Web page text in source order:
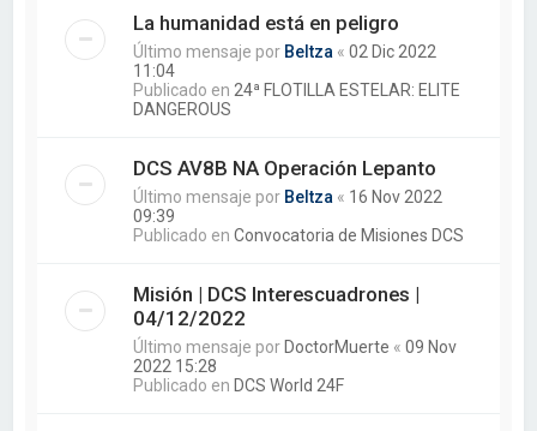
La humanidad está en peligro
Último mensaje por Beltza «02 Dic 2022
11:04
Publicado en 24ª FLOTILLA ESTELAR: ELITE
DANGEROUS
DCS AV8B NA Operación Lepanto
Último mensaje por Beltza « 16 Nov 2022
09:39
Publicado enConvocatoria de Misiones DCS
Misión | DCS Interescuadrones |
04/12/2022
Último mensaje por DoctorMuerte «09 Nov
2022 15:28
Publicado en DCS World 24F